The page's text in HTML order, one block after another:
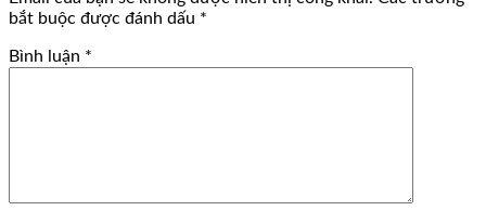
bắt buộc được đánh dấu *
Bình luận *